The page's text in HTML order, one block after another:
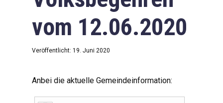
vom 12.06.2020
Veröffentlicht: 19. Juni 2020
Anbei die aktuelle Gemeindeinformation: